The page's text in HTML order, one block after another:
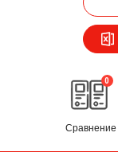
0
Сравнение